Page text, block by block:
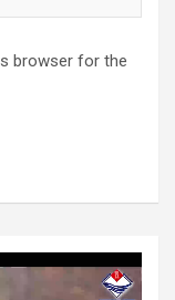
browser for the